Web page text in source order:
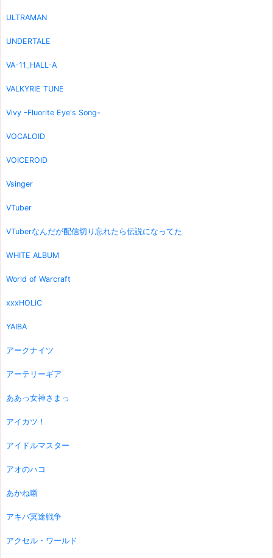
ULTRAMAN
UNDERTALE
VA-11_HALL-A
VALKYRIE TUNE
Vivy -Fluorite Eye's Song-
VOCALOID
VOICEROID
Vsinger
VTuber
VTuberなんだが配信切り忘れたら伝説になってた
WHITE ALBUM
World of Warcraft
xxxHOLiC
YAIBA
アークナイツ
アーテリーギア
ああっ女神さまっ
アイカツ！
アイドルマスター
アオのハコ
あかね噺
アキバ冥途戦争
アクセル・ワールド